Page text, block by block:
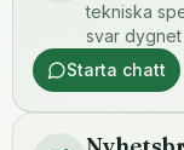
tekniska
svar dygnet
Starta chatt